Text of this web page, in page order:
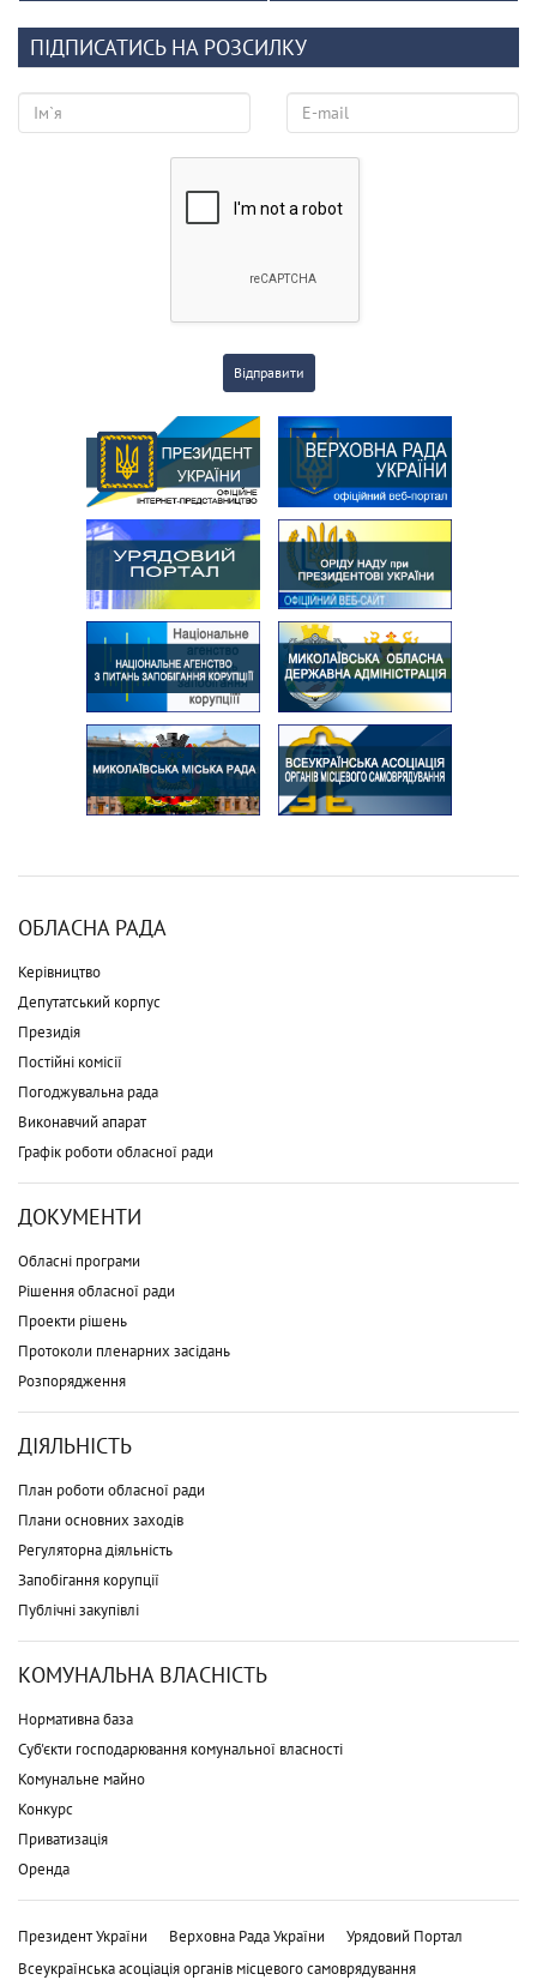
ПІДПИСАТИСЬ НА РОЗСИЛКУ
Відправити
ОБЛАСНА РАДА
Керівництво
Депутатський корпус
Президія
Постійні комісії
Погоджувальна рада
Виконавчий апарат
Графік роботи обласної ради
ДОКУМЕНТИ
Обласні програми
Рішення обласної ради
Проекти рішень
Протоколи пленарних засідань
Розпорядження
ДІЯЛЬНІСТЬ
План роботи обласної ради
Плани основних заходів
Регуляторна діяльність
Запобігання корупції
Публічні закупівлі
КОМУНАЛЬНА ВЛАСНІСТЬ
Нормативна база
Суб'єкти господарювання комунальної власності
Комунальне майно
Конкурс
Приватизація
Оренда
Президент України Верховна Рада України
Урядовий Портал
Всеукраїнська асоціація органів місцевого самоврядування